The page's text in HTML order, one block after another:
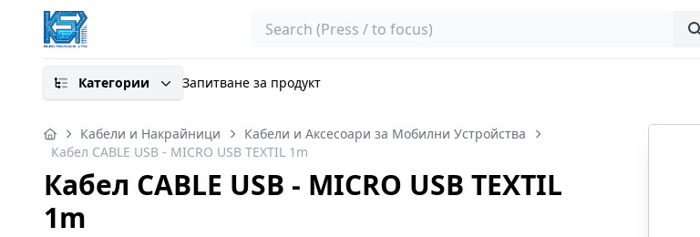
Search
Категории Запитване за продукт
Кабели и Накрайници
Кабели и Аксесоари за Мобилни Устройства
Кaбел CABLE USB - MICRO USB TEXTIL 1m
Кaбел CABLE USB - MICRO USB TEXTIL
1m